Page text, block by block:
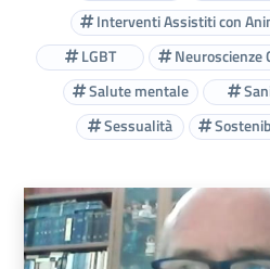
Interventi Assistiti con
LGBT
Neuroscienze
Salute mentale
Sessualità
Elenco Video